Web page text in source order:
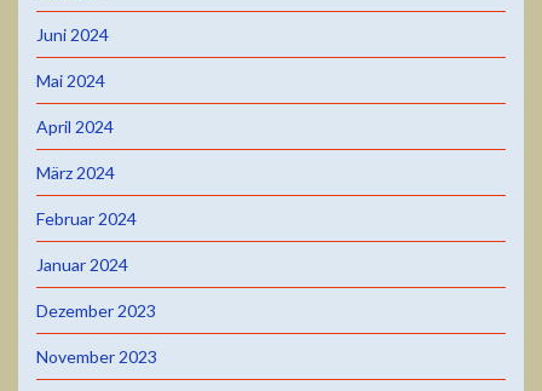
Juni 2024
Mai 2024
April 2024
März 2024
Februar 2024
Januar 2024
Dezember 2023
November 2023